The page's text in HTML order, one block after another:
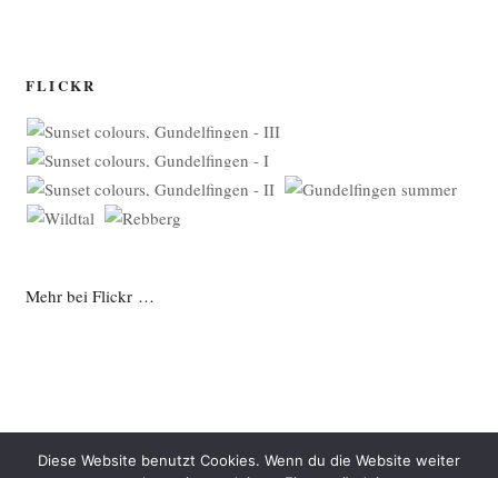
FLICKR
Mehr bei Flickr …
Diese Website benutzt Cookies. Wenn du die Website weiter